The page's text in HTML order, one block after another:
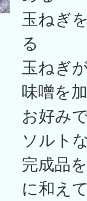
玉ねぎ
る
玉ねぎ
味噌を
お好み
ソルト
完成品
に和え